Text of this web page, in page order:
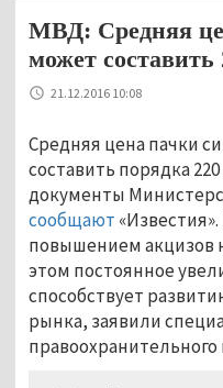
МВД: Средняя
может составить
21.12.2016 10:08
Средняя цена пачки
составить порядка
документы
сообщают
повышением акцизов
этом постоянное
способствует
рынка, заявили
правоохранительного